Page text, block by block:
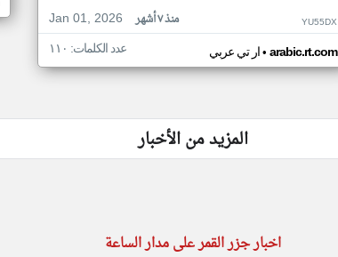
Jan 01, 2026
منذ ٧ أشهر YU55DX
ار تي عربي• arabic.rt.com عدد الكلمات: ١١٠
المزيد من الأخبار
اخبار جزر القمر على مدار الساعة